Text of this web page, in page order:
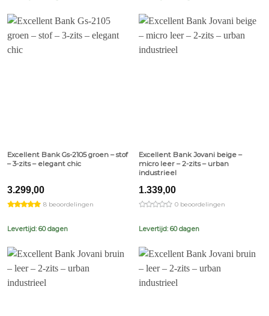
Excellent Bank Gs-2105 groen – stof
– 3-zits – elegant chic
3.299,00
8 beoordelingen
Levertijd: 60 dagen
Excellent Bank Jovani beige –
micro leer – 2-zits – urban
industrieel
1.339,00
0 beoordelingen
Levertijd: 60 dagen